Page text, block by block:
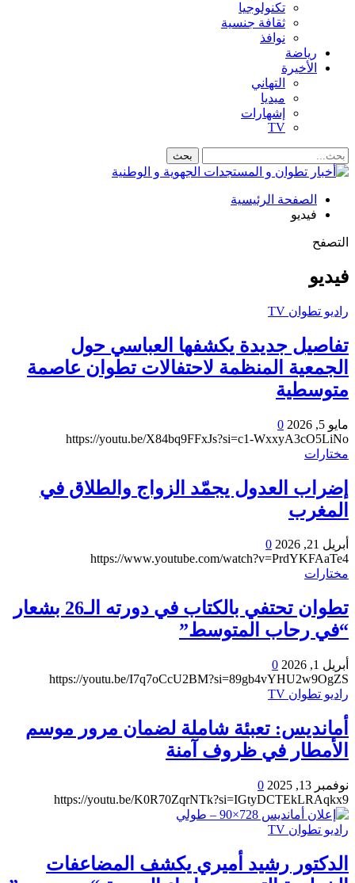
تكنولوجيا
ثقافة جنسية
نوافذ
رياضة
الأخيرة
التهاني
ميديا
إشهارات
TV
الصفحة الرئيسية
فيديو
التصفح
فيديو
راديو تطوان TV
تفاصيل جديدة يكشفها العباسي حول
الجمعية المنظمة لاحتفالات تطوان عاصمة
متوسطية
مايو 5, 2026
0
https://youtu.be/X84bq9FFxJs?si=c1-WxxyA3cO5LiNo
مختارات
إضراب العدول يجمّد الزواج والطلاق في
المغرب
أبريل 21, 2026
0
https://www.youtube.com/watch?v=PrdYKFAaTe4
مختارات
تطوان تحتفي بالكتاب في دورته الـ26 بشعار
“في رحاب المتوسط”
أبريل 1, 2026
0
https://youtu.be/I7q7oCcU2BM?si=89gb4vYHU2w9OgZS
راديو تطوان TV
أمانديس: تعبئة شاملة لضمان مرور موسم
الأمطار في ظروف آمنة
نوفمبر 13, 2025
0
https://youtu.be/K0R70ZqrNTk?si=IGtyDCTEkLRAqkx9
راديو تطوان TV
الدكتور رشيد أميري يكشف المضاعفات